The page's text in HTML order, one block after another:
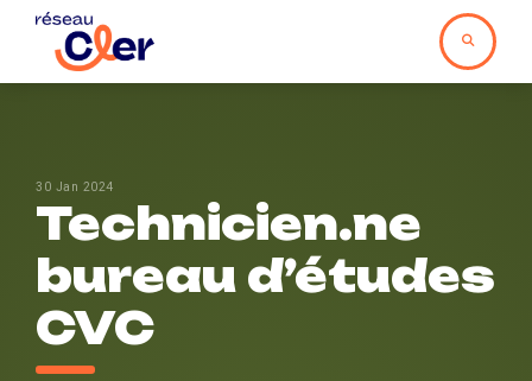
30 Jan 2024
Technicien.ne
bureau d’études
CVC